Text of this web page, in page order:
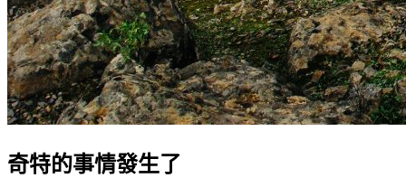
奇特的事情發生了